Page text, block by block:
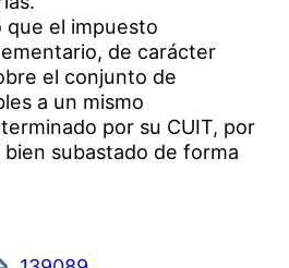
que el impuesto
de carácter
el conjunto de
a un mismo
por su CUIT, por
subastado de forma